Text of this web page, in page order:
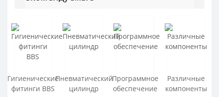
PVC Fitting SCH80
PVC Rubber Ring Fitting
UPVC Pipe Din Standard
PVDF Valve
Гигиенические
фитинги BBS
Пневматический
цилиндр
Программное
обеспечение
Различные
компоненты